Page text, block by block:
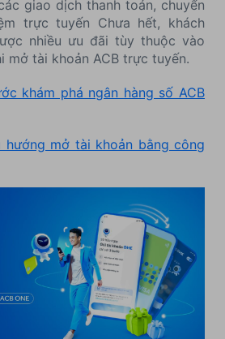
giao dịch thanh toán, chuyển
trực tuyến Chưa hết, khách
nhiều ưu đãi tùy thuộc vào
mở tài khoản ACB trực tuyến.
khám phá ngân hàng số ACB
hướng mở tài khoản bằng công